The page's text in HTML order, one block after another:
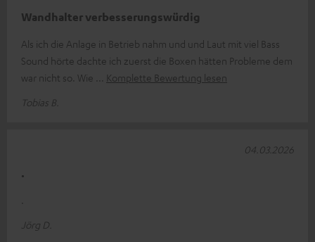
Wandhalter verbesserungswürdig
Als ich die Anlage in Betrieb nahm und und Laut mit viel Bass
Sound hörte dachte ich zuerst die Boxen hätten Probleme dem
war nicht so. Wie
Komplette Bewertung lesen
Tobias B.
.
Jörg D.
04.03.2026